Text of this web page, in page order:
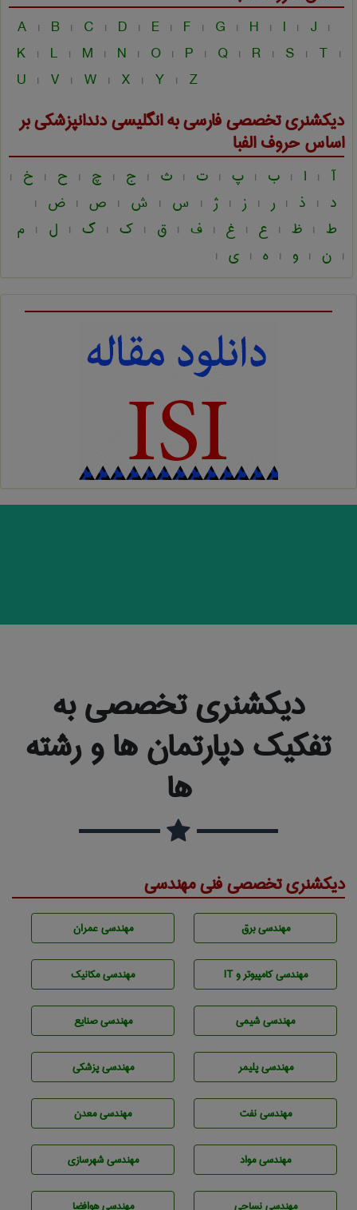
A | B | C | D | E | F | G | H | I | J |
K | L | M | N | O | P | Q | R | S | T |
U | V | W | X | Y | Z
دیکشنری تخصصی فارسی به انگلیسیدندانپزشكیبر
اساس حروف الفبا
آ | ا | ب | پ | ت | ث | ج | چ | ح | خ |
د | ذ | ر | ز | ژ | س | ش | ص | ض |
ط | ظ | ع | غ | ف | ق | ک | گ | ل | م
| ن | و | ه | ی |
دیکشنری تخصصی به
تفکیک دپارتمان ها و رشته
ها
دیکشنری تخصصی فنی مهندسی
مهندسی برق مهندسی عمران
مهندسی كامپيوتر و IT مهندسی مکانیک
مهندسي شيمی مهندسی صنايع
مهندسی پليمر مهندسی پزشکی
مهندسی نفت مهندسی معدن
مهندسی مواد مهندسی شهرسازی
مهندسي نساجی مهندسی هوافضا